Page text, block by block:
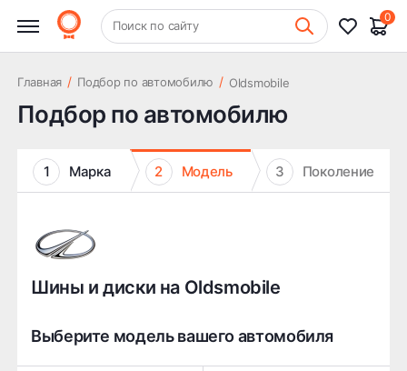
+7 (831) 261-35-35 Шиномонтаж
Поиск по сайту
0
Главная / Подбор по автомобилю / Oldsmobile
Подбор по автомобилю
1 Марка 2 Модель 3 Поколение
Шины и диски на Oldsmobile
Выберите модель вашего автомобиля